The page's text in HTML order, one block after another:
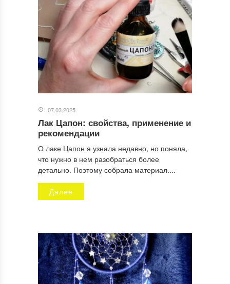
07.03.2025
Лак Цапон: свойства, применение и
рекомендации
О лаке Цапон я узнала недавно, но поняла,
что нужно в нем разобраться более
детально. Поэтому собрала материал....
Далее